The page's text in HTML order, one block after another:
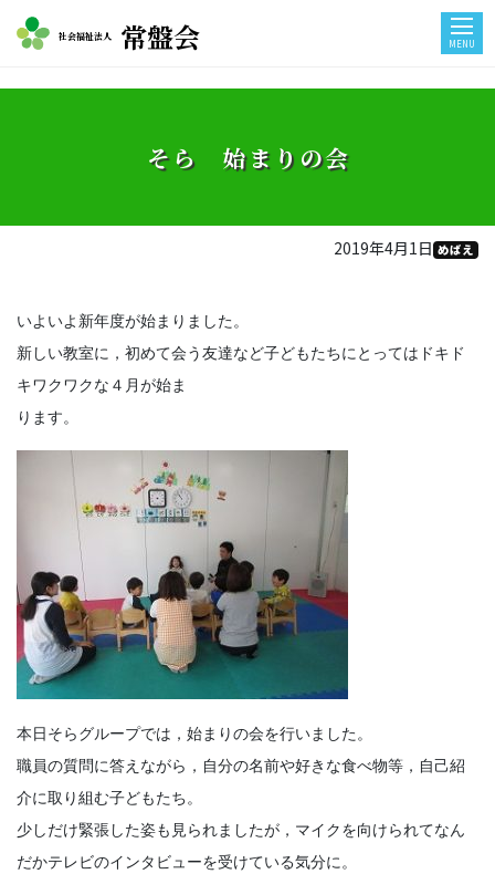
社会福祉法人 常盤会 MENU
そら 始まりの会
2019年4月1日 めばえ
いよいよ新年度が始まりました。
新しい教室に，初めて会う友達など子どもたちにとってはドキド
キワクワクな４月が始ま
ります。
本日そらグループでは，始まりの会を行いました。
職員の質問に答えながら，自分の名前や好きな食べ物等，自己紹
介に取り組む子どもたち。
少しだけ緊張した姿も見られましたが，マイクを向けられてなん
だかテレビのインタビューを受けている気分に。